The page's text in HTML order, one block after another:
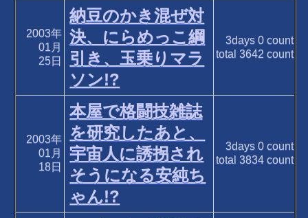
2003年
01月
25日
納豆のかき混ぜ対
決、にらめっこ綱
引き、玉乗りマラ
ソン!?
3days 0count
total 3642 count
2003年
01月
18日
本屋で格闘技雑誌
を研究したあと、
宇宙人に誘拐され
そうになる安純ち
ゃん!?
3days 0count
total 3834count